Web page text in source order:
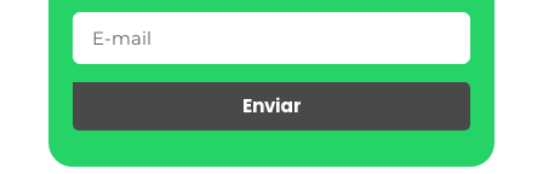
Enviar